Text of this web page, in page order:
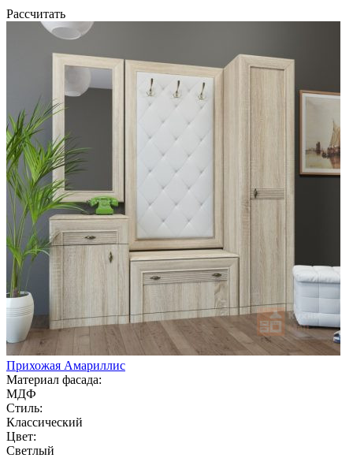
Рассчитать
Прихожая Амариллис
Материал фасада:
МДФ
Стиль:
Классический
Цвет:
Светлый